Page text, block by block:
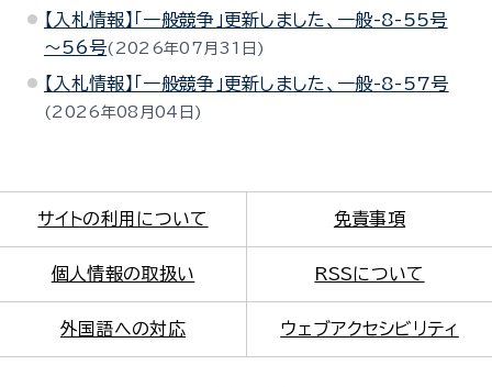
【入札情報】「一般競争」更新しました、一般-8-55号
～56号
2026年07月31日
【入札情報】「一般競争」更新しました、一般-8-57号
2026年08月04日
サイトの利用について 免責事項
個人情報の取扱い RSSについて
外国語への対応 ウェブアクセシビリティ